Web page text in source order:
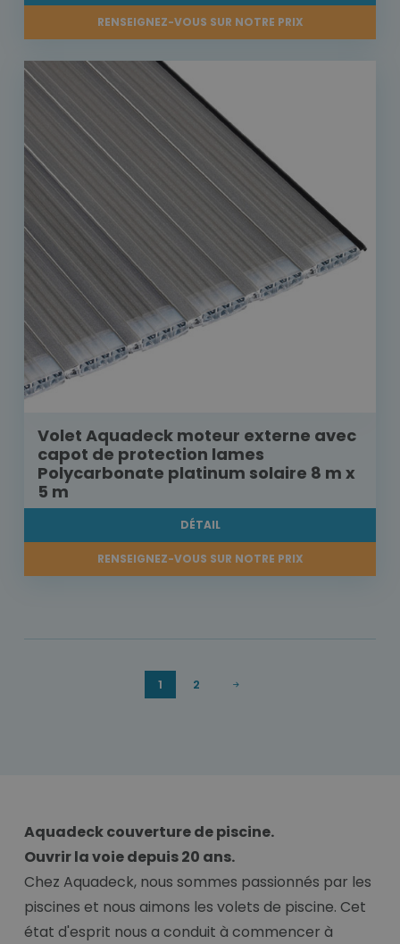
RENSEIGNEZ-VOUS SUR NOTRE PRIX
Volet Aquadeck moteur externe avec
capot de protection lames
Polycarbonate platinum solaire 8 m x
5 m
DÉTAIL
RENSEIGNEZ-VOUS SUR NOTRE PRIX
1 2
Aquadeck couverture de piscine.
Ouvrir la voie depuis 20 ans.
Chez Aquadeck, nous sommes passionnés par les
piscines et nous aimons les volets de piscine. Cet
état d'esprit nous a conduit à commencer à